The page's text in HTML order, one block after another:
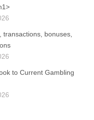
bonuses,
to Current Gambling